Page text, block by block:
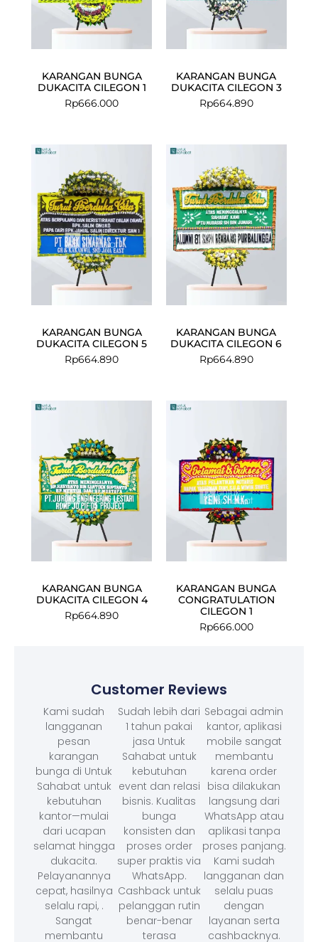
KARANGAN BUNGA
DUKACITA CILEGON 1
Rp666.000
KARANGAN BUNGA
DUKACITA CILEGON 3
Rp664.890
KARANGAN BUNGA
DUKACITA CILEGON 5
Rp664.890
KARANGAN BUNGA
DUKACITA CILEGON 6
Rp664.890
KARANGAN BUNGA
DUKACITA CILEGON 4
Rp664.890
KARANGAN BUNGA
CONGRATULATION
CILEGON 1
Rp666.000
Customer Reviews
Kami sudah
langganan
pesan
karangan
bunga di Untuk
Sahabat untuk
kebutuhan
kantor—mulai
dari ucapan
selamat hingga
dukacita.
Pelayanannya
cepat, hasilnya
selalu rapi, .
Sangat
membantu
Sudah lebih dari
1 tahun pakai
jasa Untuk
Sahabat untuk
kebutuhan
event dan relasi
bisnis. Kualitas
bunga
konsisten dan
proses order
super praktis via
WhatsApp.
Cashback untuk
pelanggan rutin
benar-benar
terasa
Sebagai admin
kantor, aplikasi
mobile sangat
membantu
karena order
bisa dilakukan
langsung dari
WhatsApp atau
aplikasi tanpa
proses panjang.
Kami sudah
langganan dan
selalu puas
dengan
layanan serta
cashbacknya.